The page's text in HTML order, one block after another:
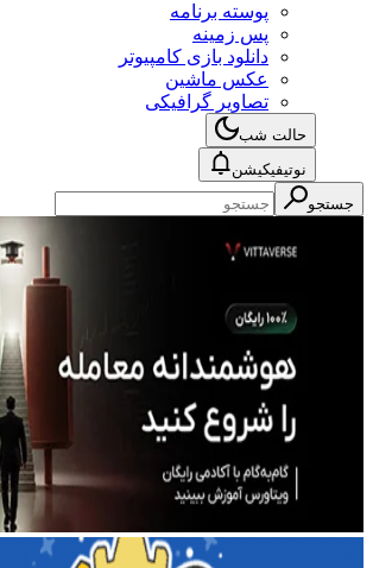
پوسته برنامه
پس زمینه
دانلود بازی کامپیوتر
عکس ماشین
تصاویر گرافیکی
حالت شب
نوتیفیکیشن
جستجو